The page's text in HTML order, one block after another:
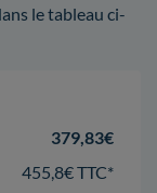
le tableau ci-
379,83€
455,8€ TTC*